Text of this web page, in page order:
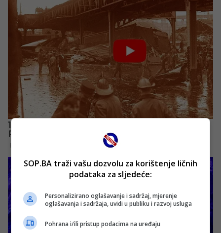
SOP.BA traži vašu dozvolu za korištenje ličnih
podataka za sljedeće:
Personalizirano oglašavanje i sadržaj, mjerenje
oglašavanja i sadržaja, uvidi u publiku i razvoj usluga
Pohrana i/ili pristup podacima na uređaju